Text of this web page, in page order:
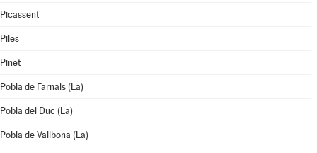
Picassent
Piles
Pinet
Pobla de Farnals (La)
Pobla del Duc (La)
Pobla de Vallbona (La)